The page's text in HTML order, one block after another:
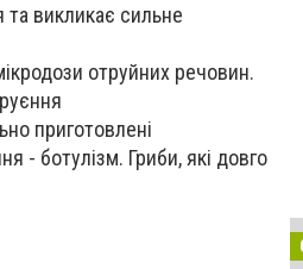
та викликає сильне
отруйних речовин.
приготовлені
- ботулізм. Гриби, які довго